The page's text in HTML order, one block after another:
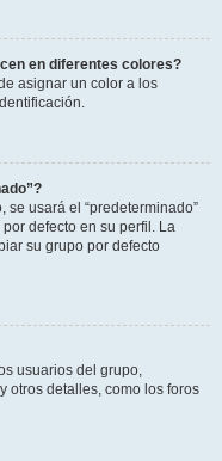
en diferentes colores?
asignar un color a los
se usará el “predeterminado”
defecto en su perfil. La
su grupo por defecto
usuarios del grupo,
otros detalles, como los foros